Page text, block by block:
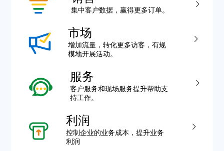
集中客户数据，赢得更多订单。
市场
增加流量，转化更多访客，有规
模地开展活动。
服务
客户服务和现场服务提升帮助支
持工作。
利润
控制企业的业务成本，提升业务
利润